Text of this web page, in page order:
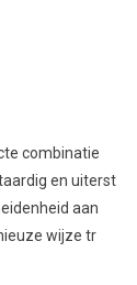
combinatie
en uiterst
aan
wijze tr